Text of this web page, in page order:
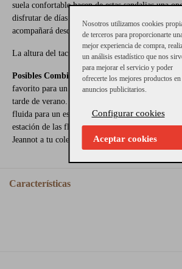
suela confortable hacen de estas sandalias una
disfrutar de días cálidos con estilo y comodidad.
acompañará desde paseos matutinos hasta
La altura del tacón es de 3 cm.
Posibles Combinaciones:Marida estas
favorito para un picnic chic o con un conjunto
tarde de verano. Son igualmente encantadoras
fluida para un estilo desenfadado pero refinado.
estación de las flores con estilo. Haz clic aquí y
Jeannot a tu colección para ser la envidia de
Características
Nosotros utilizamos cookies
de terceros para proporcionarte
mejor experiencia de compra,
un análisis estadístico que nos
para mejorar el servicio y poder
ofrecerte los mejores productos en
anuncios publicitarios.
Configurar cookies
Aceptar cookies